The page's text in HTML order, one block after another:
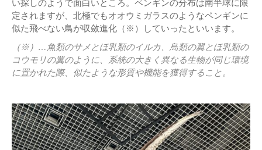
い探しのようで面白いところ。ペンギンの分布は南半球に限
定されますが、北極でもオオウミガラスのようなペンギンに
似た飛べない鳥が収斂進化（※）していったといいます。
（※）…魚類のサメとほ乳類のイルカ、鳥類の翼とほ乳類の
コウモリの翼のように、系統の大きく異なる生物が同じ環境
に置かれた際、似たような形質や機能を獲得すること。